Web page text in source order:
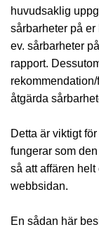
huvudsaklig
sårbarheter på
ev. sårbarheter
rapport.
åtgärda
Detta är viktigt
fungerar som
så att affären
webbsidan.
En sådan här